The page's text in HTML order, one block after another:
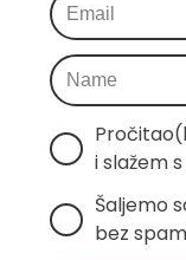
i slažem
Šaljemo
bez